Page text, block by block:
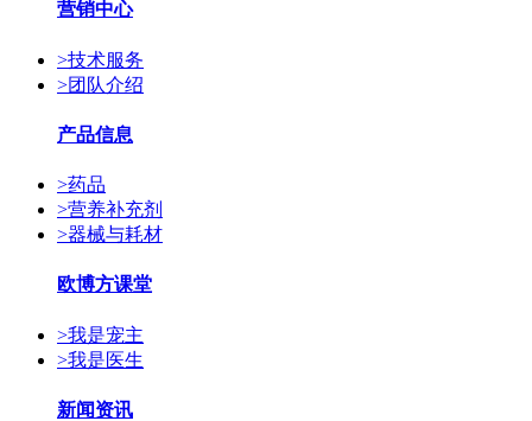
营销中心
>技术服务
>团队介绍
产品信息
>药品
>营养补充剂
>器械与耗材
欧博方课堂
>我是宠主
>我是医生
新闻资讯